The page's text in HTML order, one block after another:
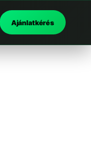
Ajánlatkérés